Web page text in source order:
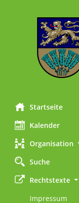
Startseite
Kalender
Organisation
Suche
Rechtstexte
Impressum